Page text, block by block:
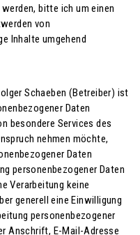
bitte ich um einen
von
Inhalte umgehend
oder andere Stelle, der personenbezogene Daten offengelegt werden, unabhängig davon, ob es sich bei ihr um einen Dritten handelt oder nicht. Behörden, die im Rahmen eines bestimmten Untersuchungsauftrags nach dem Unionsrecht oder dem Recht der Mitgliedstaaten möglicherweise personenbezogene Daten erhalten, gelten jedoch nicht als Empfänger. j) Dritter Dritter ist eine natürliche oder juristische Person, Behörde, Einrichtung oder andere Stelle außer der betroffenen Person, dem Verantwortlichen, dem Auftragsverarbeiter und den Personen, die unter der unmittelbaren Verantwortung des Verantwortlichen oder des Auftragsverarbeiters befugt sind, die personenbezogenen Daten zu verarbeiten. k) Einwilligung Einwilligung ist jede von der betroffenen Person freiwillig für den bestimmten Fall in informierter Weise und unmissverständlich abgegebene Willensbekundung in Form einer Erklärung oder einer sonstigen eindeutigen bestätigenden Handlung, mit der die betroffene Person zu verstehen gibt, dass sie mit der Verarbeitung der sie betreffenden personenbezogenen Daten einverstanden ist. 2. Name und Anschrift des für die Verarbeitung Verantwortlichen Verantwortlicher im Sinne der Datenschutz-Grundverordnung, sonstiger in den Mitgliedstaaten der Europäischen Union geltenden Datenschutzgesetze und anderer Bestimmungen mit datenschutzrechtlichem Charakter ist: Holger Schaeben Gutrathbergweg 8 A-5083 St. Leonhard (Salzburg) Österreich Tel.: +43 664 420 58 78 E-Mail: mail@holger-schaeben.com Website: www.holger-schaeben.com 3. Cookies Die Internetseiten von Holger Schaeben verwenden Cookies. Cookies sind Textdateien, welche über einen Internetbrowser auf einem Computersystem abgelegt und gespeichert werden. Zahlreiche Internetseiten und Server verwenden Cookies. Viele Cookies enthalten eine sogenannte Cookie-ID. Eine Cookie-ID ist eine eindeutige Kennung des Cookies. Sie besteht aus einer Zeichenfolge, durch welche Internetseiten und Server dem konkreten Internetbrowser zugeordnet werden können, in dem das Cookie gespeichert wurde. Dies ermöglicht es den besuchten Internetseiten und Servern, den individuellen Browser der betroffenen Person von anderen Internetbrowsern, die andere Cookies enthalten, zu unterscheiden. Ein bestimmter Internetbrowser kann über die eindeutige Cookie-ID wiedererkannt und identifiziert werden. Durch den Einsatz von Cookies kann der Betreiber den Nutzern dieser Internetseite nutzerfreundlichere Services bereitstellen, die ohne die Cookie-Setzung nicht möglich wären. Mittels eines Cookies können die Informationen und Angebote auf der Internetseite von Holger Schaeben im Sinne des Benutzers optimiert werden. Cookies ermöglichen es, wie bereits erwähnt, die Benutzer dieser Internetseite wiederzuerkennen. Zweck dieser Wiedererkennung ist es, den Nutzern die Verwendung unserer Internetseite zu erleichtern. Der Benutzer einer Internetseite, die Cookies verwendet, muss beispielsweise nicht bei jedem Besuch der Internetseite erneut seine Zugangsdaten eingeben, weil dies von der Internetseite und dem auf dem Computersystem des Benutzers abgelegten Cookie übernommen wird. Ein weiteres Beispiel ist das Cookie eines Warenkorbes im Online-Shop. Der Online-Shop merkt sich die Artikel, die ein Kunde in den virtuellen Warenkorb gelegt hat, über ein Cookie. Die betroffene Person kann die Setzung von Cookies durch unsere Internetseite jederzeit mittels einer entsprechenden Einstellung des genutzten Internetbrowsers verhindern und damit der Setzung von Cookies dauerhaft widersprechen. Ferner können bereits gesetzte Cookies jederzeit über einen Internetbrowser oder andere Softwareprogramme gelöscht werden. Dies ist in allen gängigen Internetbrowsern möglich. Deaktiviert die betroffene Person die Setzung von Cookies in dem genutzten Internetbrowser, sind unter Umständen nicht alle Funktionen unserer Internetseite vollumfänglich nutzbar. 4. Erfassung von allgemeinen Daten und Informationen Die Internetseite des Betreibers erfasst mit jedem Aufruf der Internetseite durch eine betroffene Person oder ein automatisiertes System eine Reihe von allgemeinen Daten und Informationen. Diese allgemeinen Daten und Informationen werden in den Logfiles des Servers gespeichert. Erfasst werden können die